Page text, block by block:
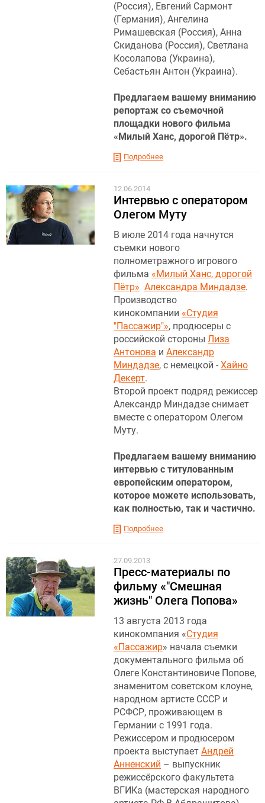
(Россия), Евгений Сармонт
(Германия), Ангелина
Римашевская (Россия), Анна
Скиданова (Россия), Светлана
Косолапова (Украина),
Себастьян Антон (Украина).
Предлагаем вашему вниманию
репортаж со съемочной
площадки нового фильма
«Милый Ханс, дорогой Пётр».
Подробнее
12.06.2014
Интервью с оператором
Олегом Муту
В июле 2014 года начнутся
съемки нового
полнометражного игрового
фильма «Милый Ханс, дорогой
Пётр» Александра Миндадзе.
Производство
кинокомпании «Студия
"Пассажир"», продюсеры с
российской стороны Лиза
Антонова и Александр
Миндадзе, с немецкой - Хайно
Декерт.
Второй проект подряд режиссер
Александр Миндадзе снимает
вместе с оператором Олегом
Муту.
Предлагаем вашему вниманию
интервью с титулованным
европейским оператором,
которое можете использовать,
как полностью, так и частично.
Подробнее
27.09.2013
Пресс-материалы по
фильму «"Смешная
жизнь" Олега Попова»
13 августа 2013 года
кинокомпания «Студия
«Пассажир» начала съемки
документального фильма об
Олеге Константиновиче Попове,
знаменитом советском клоуне,
народном артисте СССР и
РСФСР, проживающем в
Германии с 1991 года.
Режиссером и продюсером
проекта выступает Андрей
Анненский – выпускник
режиссёрского факультета
ВГИКа (мастерская народного